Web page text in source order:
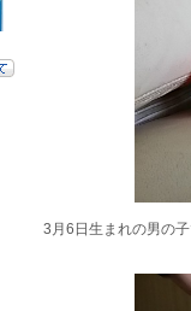
3月6日生まれの男の